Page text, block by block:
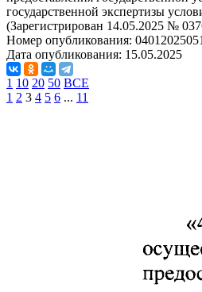
государственной экспертизы
(Зарегистрирован 14.05.2025 №
Номер опубликования:
Дата опубликования: 15.05.2025
1 10 20 50 ВСЕ
1 2 3 4 5 6 ... 11